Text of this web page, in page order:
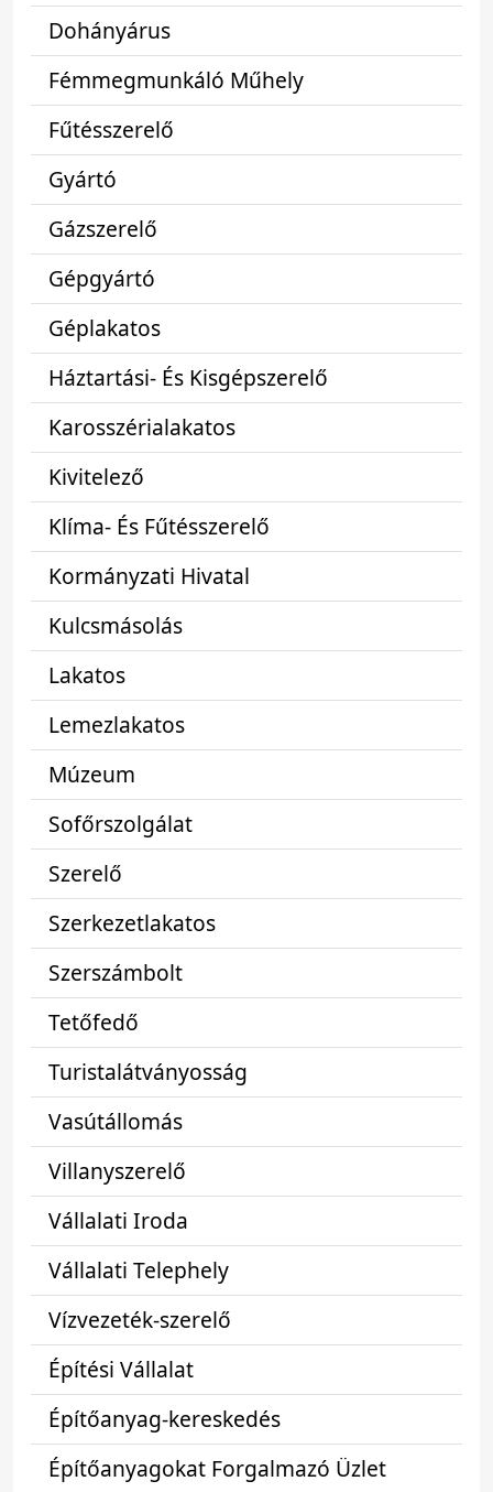
Dohányárus
Fémmegmunkáló Műhely
Fűtésszerelő
Gyártó
Gázszerelő
Gépgyártó
Géplakatos
Háztartási- És Kisgépszerelő
Karosszérialakatos
Kivitelező
Klíma- És Fűtésszerelő
Kormányzati Hivatal
Kulcsmásolás
Lakatos
Lemezlakatos
Múzeum
Sofőrszolgálat
Szerelő
Szerkezetlakatos
Szerszámbolt
Tetőfedő
Turistalátványosság
Vasútállomás
Villanyszerelő
Vállalati Iroda
Vállalati Telephely
Vízvezeték-szerelő
Építési Vállalat
Építőanyag-kereskedés
Építőanyagokat Forgalmazó Üzlet